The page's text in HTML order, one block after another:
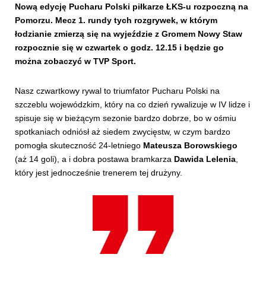
SKLEP KUP BILET
Nową edycję Pucharu Polski piłkarze ŁKS-u rozpoczną na
Pomorzu. Mecz 1. rundy tych rozgrywek, w którym
łodzianie zmierzą się na wyjeździe z Gromem Nowy Staw
rozpocznie się w czwartek o godz. 12.15 i będzie go
można zobaczyć w TVP Sport.
Nasz czwartkowy rywal to triumfator Pucharu Polski na
szczeblu wojewódzkim, który na co dzień rywalizuje w IV lidze i
spisuje się w bieżącym sezonie bardzo dobrze, bo w ośmiu
spotkaniach odniósł aż siedem zwycięstw, w czym bardzo
pomogła skuteczność 24-letniego Mateusza Borowskiego
(aż 14 goli), a i dobra postawa bramkarza Dawida Lelenia
który jest jednocześnie trenerem tej drużyny.